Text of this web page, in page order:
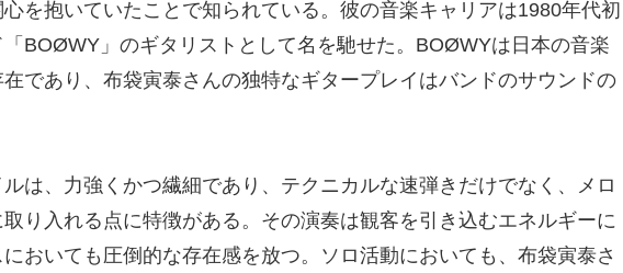
を抱いていたことで知られている。彼の音楽キャリアは1980年代初
BOØWY」のギタリストとして名を馳せた。BOØWYは日本の音楽
であり、布袋寅泰さんの独特なギタープレイはバンドのサウンドの
は、力強くかつ繊細であり、テクニカルな速弾きだけでなく、メロ
り入れる点に特徴がある。その演奏は観客を引き込むエネルギーに
おいても圧倒的な存在感を放つ。ソロ活動においても、布袋寅泰さ